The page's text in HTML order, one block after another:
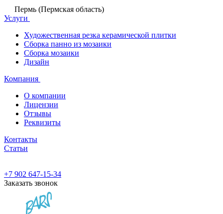
Пермь (Пермская область)
Услуги
Художественная резка керамической плитки
Сборка панно из мозаики
Сборка мозаики
Дизайн
Компания
О компании
Лицензии
Отзывы
Реквизиты
Контакты
Статьи
+7 902 647-15-34
Заказать звонок